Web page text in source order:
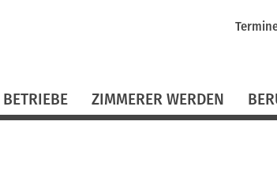
BETRIEBE ZIMMERER WERDEN